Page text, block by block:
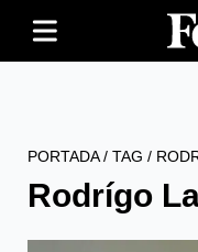
PORTADA/ TAG /
Rodrígo